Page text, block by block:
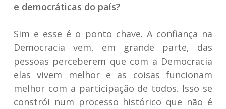
e democráticas do país?
Sim e esse é o ponto chave. A confiança na
Democracia vem, em grande parte, das
pessoas perceberem que com a Democracia
elas vivem melhor e as coisas funcionam
melhor com a participação de todos. Isso se
constrói num processo histórico que não é